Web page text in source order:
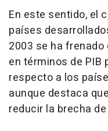
En este sentido, el
países
2003 se ha
en términos de PIB
respecto a los
aunque destaca
reducir la brecha